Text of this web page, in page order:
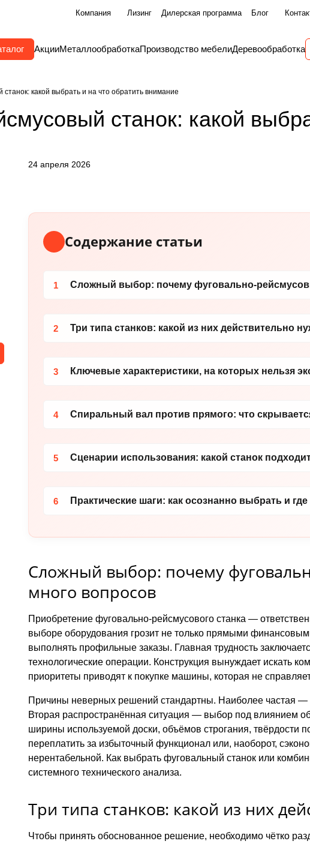
Компания Лизинг Дилерская программа Блог
АкцииМеталлообработкаПроизводство мебелиДеревообработка
какой выбрать и на что обратить внимание
станок: какой
24 апреля 2026
Содержание статьи
1 Сложный выбор: почему фуговально-
2 Три типа станков: какой из них действительно
3 Ключевые характеристики, на которых нельзя
4 Спиральный вал против прямого: что
5 Сценарии использования: какой станок
6 Практические шаги: как осознанно выбрать и
Сложный выбор: почему
много вопросов
Приобретение фуговально-рейсмусового станка —
выборе оборудования грозит не только прямыми
выполнять профильные заказы. Главная трудность
технологические операции. Конструкция вынуждает искать
приоритеты приводят к покупке машины, которая не
Причины неверных решений стандартны. Наиболее частая —
Вторая распространённая ситуация — выбор под влиянием
ширины используемой доски, объёмов строгания, твёрдости
переплатить за избыточный функционал или, наоборот,
нерентабельной. Как выбрать фуговальный станок или
системного технического анализа.
Три типа станков: какой из них
Чтобы принять обоснованное решение, необходимо чётко